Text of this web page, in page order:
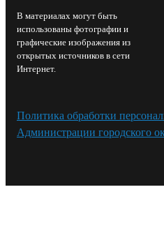
В материалах могут быть
использованы фотографии и
графические изображения из
открытых источников в сети
Интернет.
Политика обработки
Администрации городского